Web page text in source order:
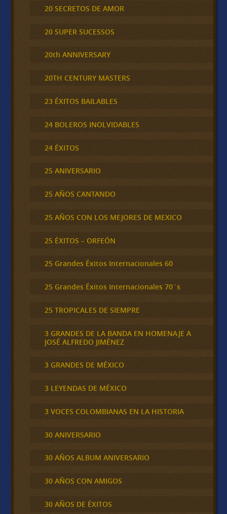
20 SECRETOS DE AMOR
20 SUPER SUCESSOS
20th ANNIVERSARY
20TH CENTURY MASTERS
23 ÉXITOS BAILABLES
24 BOLEROS INOLVIDABLES
24 ÉXITOS
25 ANIVERSARIO
25 AÑOS CANTANDO
25 AÑOS CON LOS MEJORES DE MEXICO
25 ÉXITOS – ORFEÓN
25 Grandes Éxitos Internacionales 60
25 Grandes Éxitos Internacionales 70´s
25 TROPICALES DE SIEMPRE
3 GRANDES DE LA BANDA EN HOMENAJE A
JOSÉ ALFREDO JIMÉNEZ
3 GRANDES DE MÉXICO
3 LEYENDAS DE MÉXICO
3 VOCES COLOMBIANAS EN LA HISTORIA
30 ANIVERSARIO
30 AÑOS ALBUM ANIVERSARIO
30 AÑOS CON AMIGOS
30 AÑOS DE ÉXITOS